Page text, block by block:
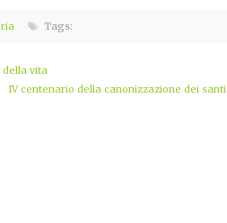
Tags:
della vita
IV centenario della canonizzazione dei